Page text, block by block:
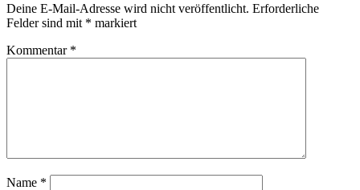
Deine E-Mail-Adresse wird nicht veröffentlicht. Erforderliche
Felder sind mit * markiert
Kommentar *
Name *